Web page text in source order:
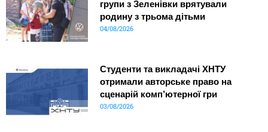
групи з Зеленівки врятували
родину з трьома дітьми
04/08/2026
Студенти та викладачі ХНТУ
отримали авторське право на
сценарій комп’ютерної гри
03/08/2026